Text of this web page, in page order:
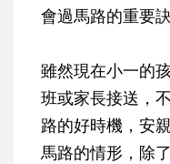
會過馬路的重要訣
雖然現在小一的
班或家長接送，
路的好時機，安
馬路的情形，除